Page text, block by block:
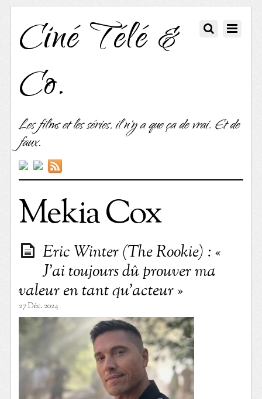
Ciné Télé &
Co.
Les films et les séries, il n'y a que ça de vrai. Et de
faux.
Mekia Cox
Eric Winter (The Rookie) : «
J’ai toujours dû prouver ma
valeur en tant qu’acteur »
27 Déc. 2024